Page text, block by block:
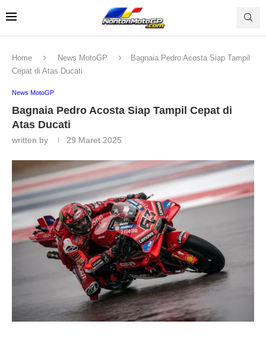
Home News MotoGP
Bagnaia Pedro Acosta Siap Tampil
Cepat di Atas Ducati
News MotoGP
Bagnaia Pedro Acosta Siap Tampil Cepat di
Atas Ducati
written by 29 Maret 2025